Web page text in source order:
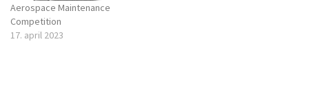
Aerospace Maintenance
Competition
17. april 2023